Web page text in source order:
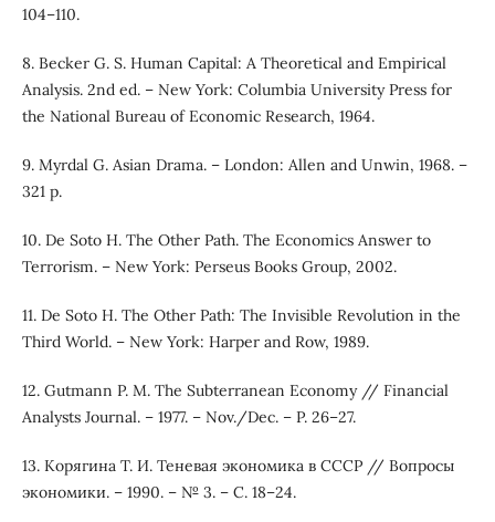
104–110.
8. Becker G. S. Human Capital: A Theoretical and Empirical
Analysis. 2nd ed. – New York: Columbia University Press for
the National Bureau of Economic Research, 1964.
9. Myrdal G. Asian Drama. – London: Allen and Unwin, 1968. –
321 p.
10. De Soto H. The Other Path. The Economics Answer to
Terrorism. – New York: Perseus Books Group, 2002.
11. De Soto H. The Other Path: The Invisible Revolution in the
Third World. – New York: Harper and Row, 1989.
12. Gutmann P. M. The Subterranean Economy // Financial
Analysts Journal. – 1977. – Nov./Dec. – P. 26–27.
13. Корягина Т. И. Теневая экономика в СССР // Вопросы
экономики. – 1990. – № 3. – С. 18–24.